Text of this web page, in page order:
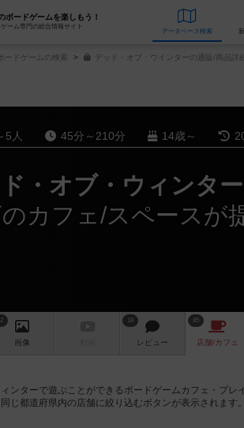
ボードゲームを楽しもう！
ーム専門の総合情報サイト
データベース 検
ードゲームの検索 デッド・オブ・ウインターの通販/商品詳細
5人 45分～210分 14歳～
・オブ・ウィンター
カフェ/スペースが
画像
18
レビュー
85
店舗/カフェ
ンターで遊ぶことができるボードゲームカフェ・プ
じ都道府県内の店舗に絞り込むボタンが表示されます。